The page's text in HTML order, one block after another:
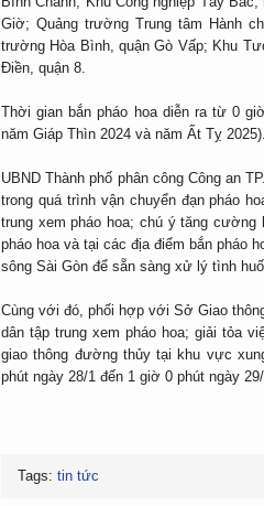
Giờ; Quảng trường Trung tâm Hành
trường Hòa Bình, quận Gò Vấp; Khu
Điền, quận 8.
Thời gian bắn pháo hoa diễn ra từ 0
năm Giáp Thìn 2024 và năm Ất Tỵ 2025).
UBND Thành phố phân công Công an
trong quá trình vận chuyển đạn pháo
trung xem pháo hoa; chú ý tăng
pháo hoa và tại các địa điểm bắn pháo
sông Sài Gòn để sẵn sàng xử lý tình
Cùng với đó, phối hợp với Sở Giao
dân tập trung xem pháo hoa; giải tỏa
giao thông đường thủy tại khu vực
phút ngày 28/1 đến 1 giờ 0 phút ngày
Tags: tin tức